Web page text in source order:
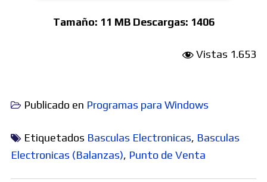
Tamaño: 11 MB Descargas: 1406
Vistas 1.653
Publicado en Programas para Windows
Etiquetados Basculas Electronicas, Basculas
Electronicas (Balanzas), Punto de Venta